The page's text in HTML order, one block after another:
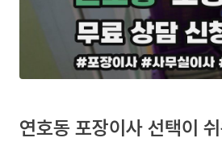
연호동 포장이사 선택이